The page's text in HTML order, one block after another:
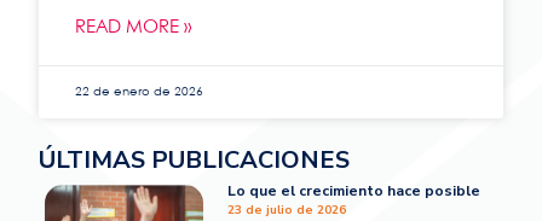
READ MORE »
22 de enero de 2026
ÚLTIMAS PUBLICACIONES
Lo que el crecimiento hace posible
23 de julio de 2026